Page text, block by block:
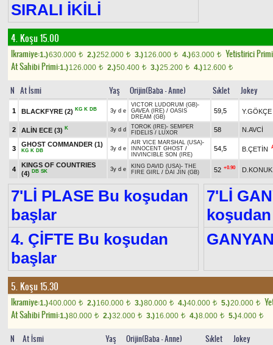
SIRALI İKİLİ
4. Koşu 15.00
Ikramiye:1.)630.000 t 2.)252.000 t 3.)126.000 t 4.)63.000 t
Yetistirici
At Sahibi Primi:1.)126.000 t 2.)50.400 t 3.)25.200 t 4.)12.600 t
N At İsmi Yaş Orijin(Baba - Anne) Sıklet Jokey
1 BLACKFYRE (2) KG K DB 3y d e
VICTOR LUDORUM (GB)-
GAVEA (IRE) / OASIS
DREAM (GB)
59,5 Y.GÖKÇE
2 ALİN ECE (3) K 3y d d TOROK (IRE)- SEMPER
FIDELIS / LUXOR 58 N.AVCİ
3
GHOST COMMANDER (1)
KG K DB 3y d e
AIR VICE MARSHAL (USA)-
INNOCENT GHOST /
INVINCIBLE SON (IRE)
54,5 B.ÇETİN
4
KINGS OF COUNTRIES
(4) DB SK 3y d e KING DAVID (USA)- THE
FIRE GIRL / DAI JIN (GB) 52 +0.90 D.KONUK
7'Lİ PLASE Bu koşudan
başlar
7'Lİ
4. ÇİFTE Bu koşudan
başlar
5. Koşu 15.30
Ikramiye:1.)400.000 t 2.)160.000 t 3.)80.000 t 4.)40.000 t 5.)20.000 t
At Sahibi Primi:1.)80.000 t 2.)32.000 t 3.)16.000 t 4.)8.000 t 5.)4.000 t
N At İsmi Yaş Orijin(Baba - Anne) Sıklet Jokey